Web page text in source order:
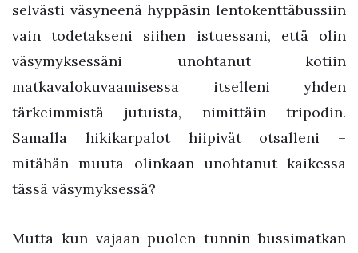
selvästi väsyneenä hyppäsin lentokenttäbussiin
vain todetakseni siihen istuessani, että olin
väsymyksessäni unohtanut kotiin
matkavalokuvaamisessa itselleni yhden
tärkeimmistä jutuista, nimittäin tripodin.
Samalla hikikarpalot hiipivät otsalleni –
mitähän muuta olinkaan unohtanut kaikessa
tässä väsymyksessä?
Mutta kun vajaan puolen tunnin bussimatkan